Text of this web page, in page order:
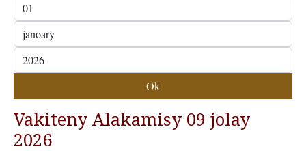
Vakiteny Alakamisy 09 jolay
2026